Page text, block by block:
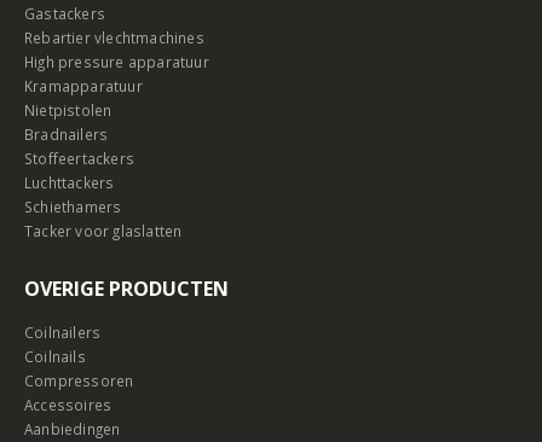
Gastackers
Rebartier vlechtmachines
High pressure apparatuur
Kramapparatuur
Nietpistolen
Bradnailers
Stoffeertackers
Luchttackers
Schiethamers
Tacker voor glaslatten
OVERIGE PRODUCTEN
Coilnailers
Coilnails
Compressoren
Accessoires
Aanbiedingen